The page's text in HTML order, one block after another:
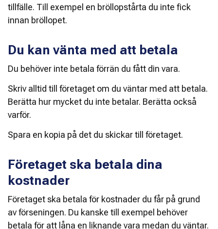
tillfälle. Till exempel en bröllopstårta du inte fick
innan bröllopet.
Du kan vänta med att betala
Du behöver inte betala förrän du fått din vara.
Skriv alltid till företaget om du väntar med att betala.
Berätta hur mycket du inte betalar. Berätta också
varför.
Spara en kopia på det du skickar till företaget.
Företaget ska betala dina
kostnader
Företaget ska betala för kostnader du får på grund
av förseningen. Du kanske till exempel behöver